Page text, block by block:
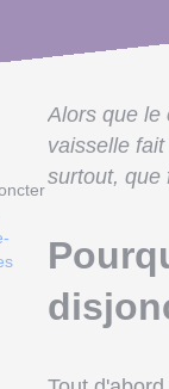
Alors que le
vaisselle
surtout, que